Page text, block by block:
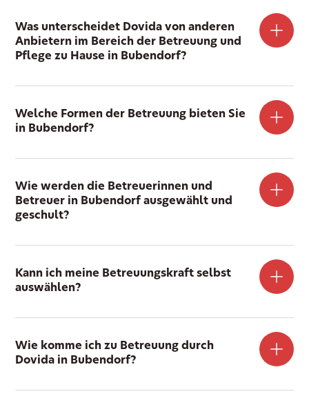
Was unterscheidet Dovida von anderen
Anbietern im Bereich der Betreuung und
Pflege zu Hause in Bubendorf?
Welche Formen der Betreuung bieten Sie
in Bubendorf?
Wie werden die Betreuerinnen und
Betreuer in Bubendorf ausgewählt und
geschult?
Kann ich meine Betreuungskraft selbst
auswählen?
Wie komme ich zu Betreuung durch
Dovida in Bubendorf?